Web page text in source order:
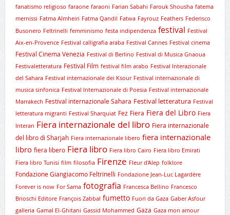
fanatismo religioso faraone faraoni Farian Sabahi Farouk Shousha fatema
mernissi Fatma Almheiri Fatma Qandil Fatwa Fayrouz Feathers Federisco
Busonero Feltrinelli femminismo festa indipendenza festival Festival
Aix-en-Provence Festival calligrafia araba Festival Cannes Festival cinema
Festival Cinema Venezia Festival di Berlino Festival di Musica Gnaoua
Festivaletteratura Festival Film festival film arabo Festival Interazionale
del Sahara Festival internazionale dei Ksour Festival internazionale di
musica sinfonica Festival Internazionale di Poesia Festival internazionale
Marrakech Festival internazionale Sahara Festival letteratura Festival
letteratura migranti Festival Sharquiat Fez Fiera Fiera del Libro Fiera
Interan Fiera internazionale del libro Fiera internazionale
del libro di Sharjah Fiera internazionale libero fiera internazionale
libro fiera libero Fiera libro Fiera libro Cairo Fiera libro Emirati
Fiera libro Tunisi film filosofia Firenze Fleur d'Alep folklore
Fondazione Giangiacomo Feltrinelli Fondazione Jean-Luc Lagardère
Forever is now For Sama fotografia Francesca Bellino Francesco
Brioschi Editore François Zabbal fumetto Fuori da Gaza Gaber Asfour
galleria Gamal El-Ghitani Gassid Mohammed Gaza Gaza mon amour